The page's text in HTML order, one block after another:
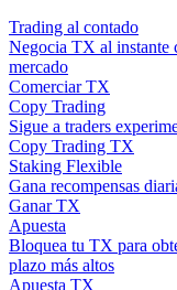
Trading al contado
Negocia TX al instante
mercado
Comerciar TX
Copy Trading
Sigue a traders
Copy Trading TX
Staking Flexible
Gana recompensas
Ganar TX
Apuesta
Bloquea tu TX para
plazo más altos
Apuesta TX